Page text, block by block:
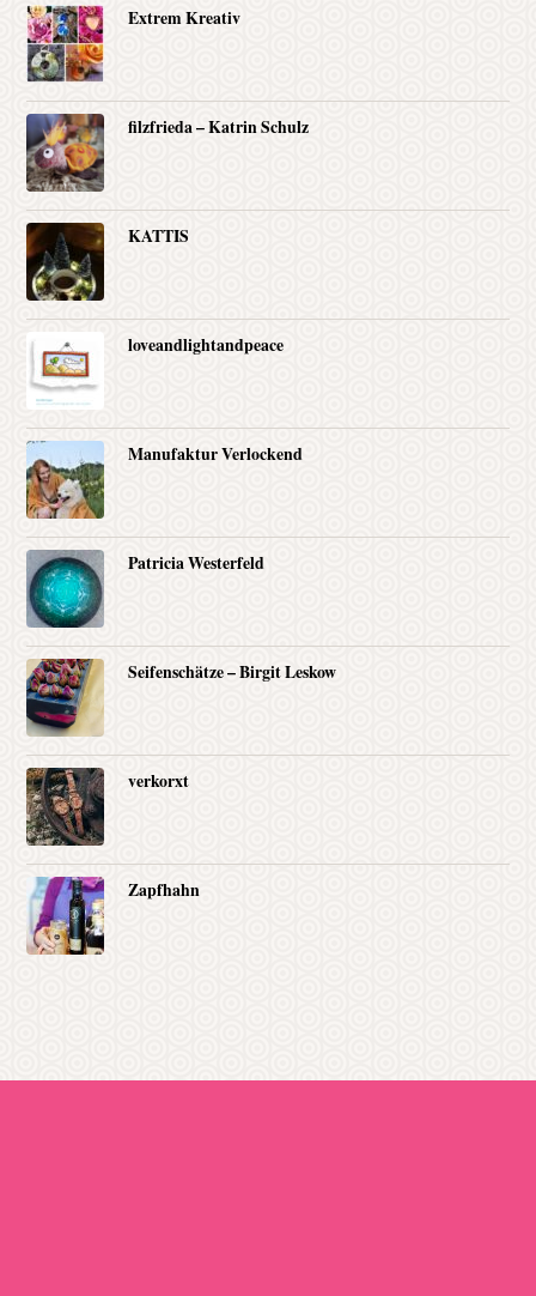
Extrem Kreativ
filzfrieda – Katrin Schulz
KATTIS
loveandlightandpeace
Manufaktur Verlockend
Patricia Westerfeld
Seifenschätze – Birgit Leskow
verkorxt
Zapfhahn